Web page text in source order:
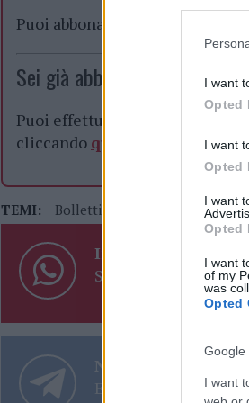
I want
Opted
I want
Opted
I want
Opted
I want
of my
was
Opted
Google
I want
Puoi abbonarti a
Sei già abbonato?
Puoi effettuare l'accesso
cliccando qui
TEMI: Bollettino Coronavirus
Inviaci le tue
Su WhatsApp al
Notizie in tempo
Entra nel canale